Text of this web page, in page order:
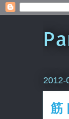
2012-
筋